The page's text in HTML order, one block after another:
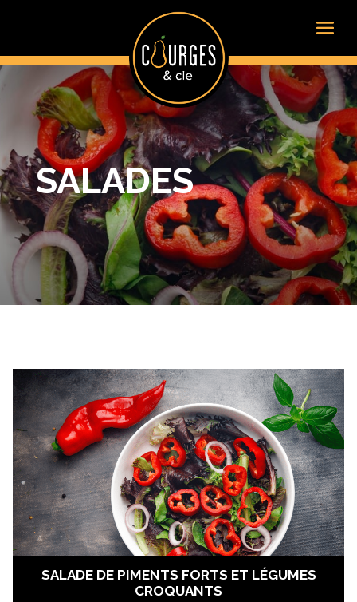
SALADES
SALADE DE PIMENTS FORTS ET LÉGUMES
CROQUANTS